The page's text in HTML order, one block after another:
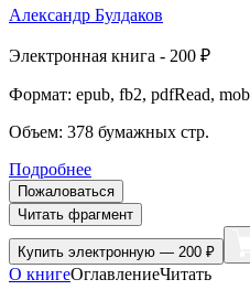
Александр Булдаков
Электронная книга - 200 ₽
Формат: epub, fb2, pdfRead,
Объем: 378 бумажных стр.
Подробнее
Пожаловаться
Читать фрагмент
Купить электронную — 200 ₽
О книгеОглавлениеЧитать